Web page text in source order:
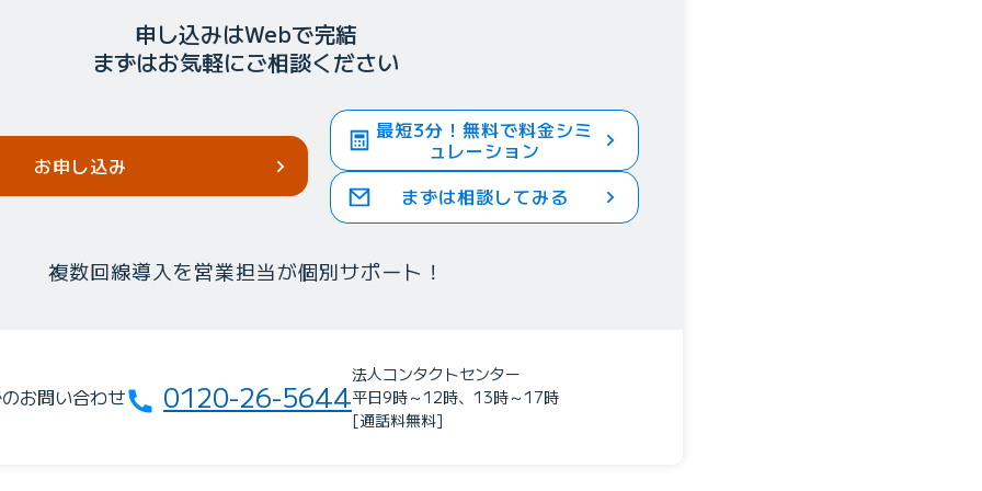
申し込みはWebで完結
まずはお気軽にご相談ください
お申し込み
最短3分！無料で料金シミ
ュレーション
まずは相談してみる
複数回線導入を営業担当が個別サポート！
お問い合わせ 0120-26-5644
法人コンタクトセンター
平日9時～12時、13時～17時
[通話料無料]